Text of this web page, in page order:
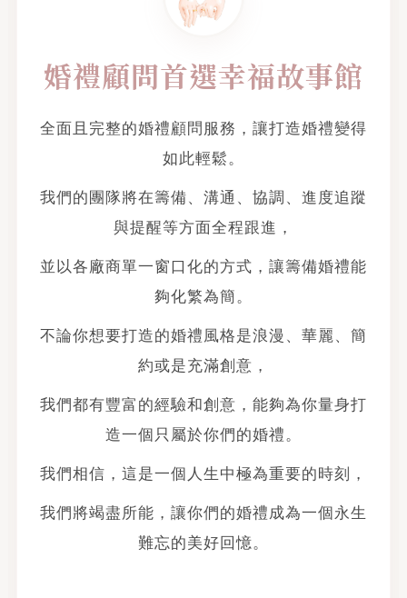
婚禮顧問首選幸福故事館
全面且完整的婚禮顧問服務，讓打造婚禮變得
如此輕鬆。
我們的團隊將在籌備、溝通、協調、進度追蹤
與提醒等方面全程跟進，
並以各廠商單一窗口化的方式，讓籌備婚禮能
夠化繁為簡。
不論你想要打造的婚禮風格是浪漫、華麗、簡
約或是充滿創意，
我們都有豐富的經驗和創意，能夠為你量身打
造一個只屬於你們的婚禮。
我們相信，這是一個人生中極為重要的時刻，
我們將竭盡所能，讓你們的婚禮成為一個永生
難忘的美好回憶。